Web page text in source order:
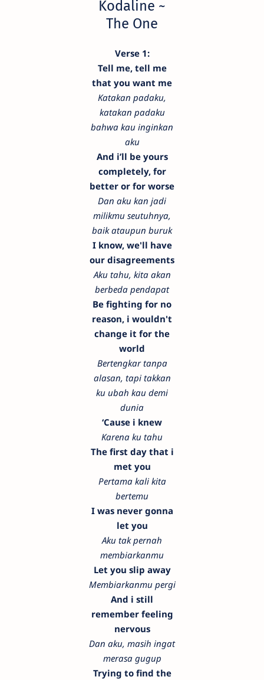
Kodaline ~
The One
Verse 1:
Tell me, tell me
that you want me
Katakan padaku,
katakan padaku
bahwa kau inginkan
aku
And i’ll be yours
completely, for
better or for worse
Dan aku kan jadi
milikmu seutuhnya,
baik ataupun buruk
I know, we'll have
our disagreements
Aku tahu, kita akan
berbeda pendapat
Be fighting for no
reason, i wouldn't
change it for the
world
Bertengkar tanpa
alasan, tapi takkan
ku ubah kau demi
dunia
‘Cause i knew
Karena ku tahu
The first day that i
met you
Pertama kali kita
bertemu
I was never gonna
let you
Aku tak pernah
membiarkanmu
Let you slip away
Membiarkanmu pergi
And i still
remember feeling
nervous
Dan aku, masih ingat
merasa gugup
Trying to find the